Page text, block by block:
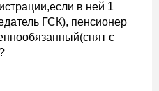
в ней 1
ГСК), пенсионер
с